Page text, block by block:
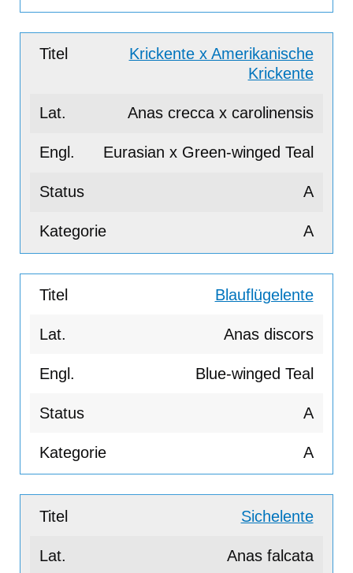
Krickente x Amerikanische
Krickente
Anas crecca x carolinensis
Eurasian x Green-winged Teal
A
A
Blauflügelente
Anas discors
Blue-winged Teal
A
A
Sichelente
Anas falcata